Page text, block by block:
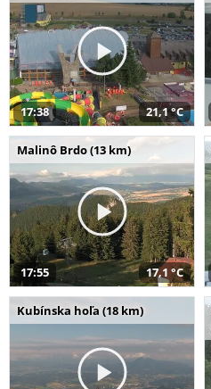
17:38 21,1 °C
Malinô Brdo (13 km)
17:55 17,1 °C
Kubínska hoľa (18 km)